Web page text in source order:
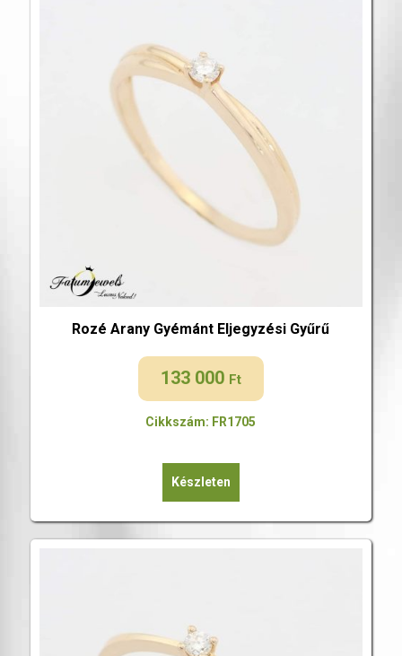
Rozé Arany Gyémánt Eljegyzési Gyűrű
133 000 Ft
Cikkszám: FR1705
Készleten